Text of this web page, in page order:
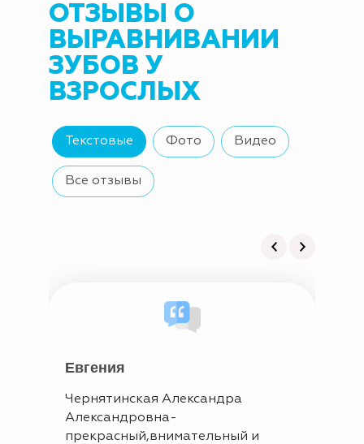
ОТЗЫВЫ О
ВЫРАВНИВАНИИ
ЗУБОВ У
ВЗРОСЛЫХ
Текстовые Фото Видео
Все отзывы
Евгения
Чернятинская Александра
Александровна-
прекрасный,внимательный и